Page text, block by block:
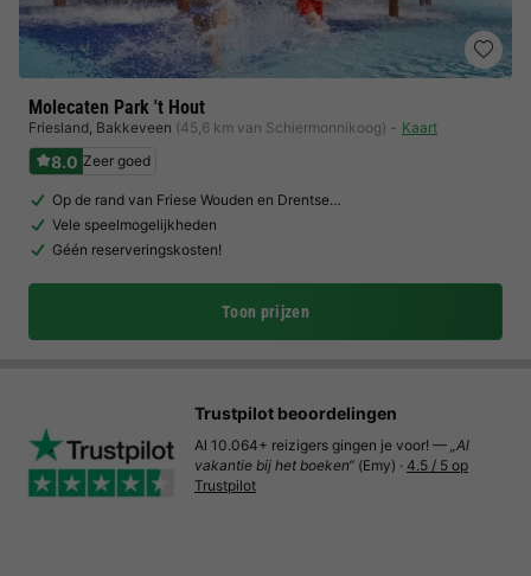
Molecaten Park 't Hout
Friesland, Bakkeveen (45,6 km van Schiermonnikoog) Kaart
8.0 Zeer goed
Op de rand van Friese Wouden en Drentse…
Vele speelmogelijkheden
Géén reserveringskosten!
Toon prijzen
Trustpilot beoordelingen
Al 10.064+ reizigers gingen je voor! — „Al
vakantie bij het boeken“ (Emy) · 4.5 / 5 op
Trustpilot